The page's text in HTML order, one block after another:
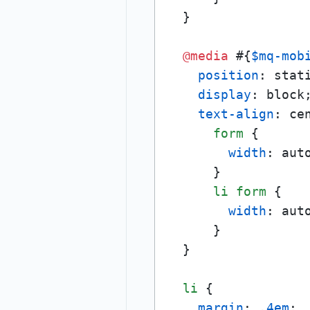
  }
@media #{$mq-
position :
display : block;
text-align :
form {
width :
      }
li
form {
width :
      }
  }
li {